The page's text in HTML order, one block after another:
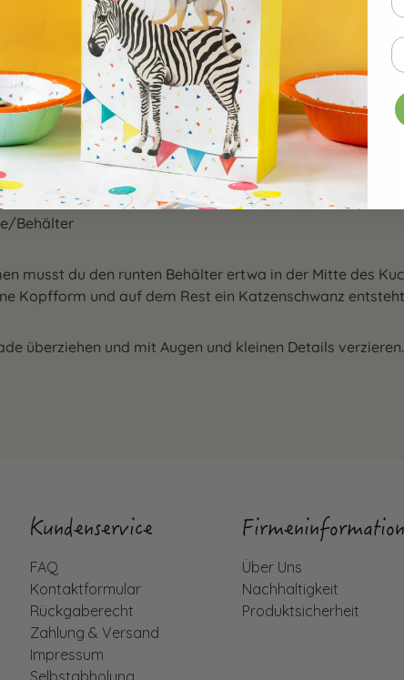
machen? Hier eine kleine Anleitung.
Behälter
musst du den runten Behälter ertwa in der Mitte des
Kopfform und auf dem Rest ein Katzenschwanz
überziehen und mit Augen und kleinen Details verzieren.
Kundenservice
FAQ
Kontaktformular
Rückgaberecht
Zahlung & Versand
Impressum
Selbstabholung
Firmeninformation
Über Uns
Nachhaltigkeit
Produktsicherheit